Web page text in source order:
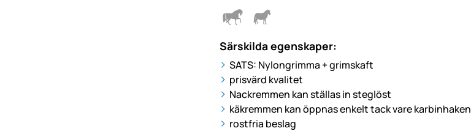
Särskilda egenskaper:
SATS: Nylongrimma + grimskaft
prisvärd kvalitet
Nackremmen kan ställas in steglöst
käkremmen kan öppnas enkelt tack vare karbinhaken
rostfria beslag